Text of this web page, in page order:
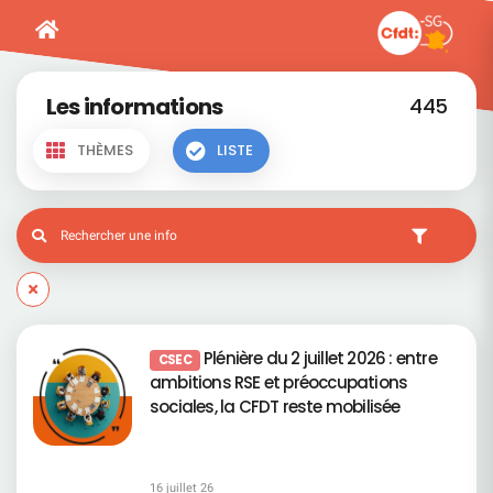
Les informations 445
THÈMES LISTE
CSEC Plénière du 2 juillet 2026 : entre
ambitions RSE et préoccupations
sociales, la CFDT reste mobilisée
16 juillet 26